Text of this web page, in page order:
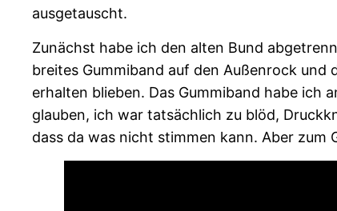
ausgetauscht.
Zunächst habe ich den alten Bund
breites Gummiband auf den Außenrock
erhalten blieben. Das Gummiband habe ich
glauben, ich war tatsächlich zu blöd,
dass da was nicht stimmen kann. Aber zum